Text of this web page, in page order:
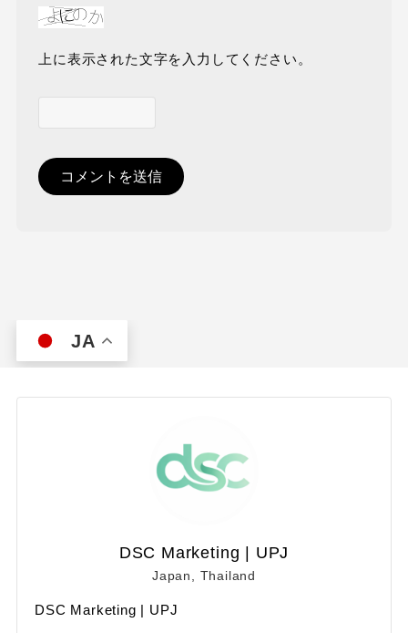
上に表示された文字を入力してください。
JA
DSC Marketing | UPJ
Japan, Thailand
DSC Marketing | UPJ